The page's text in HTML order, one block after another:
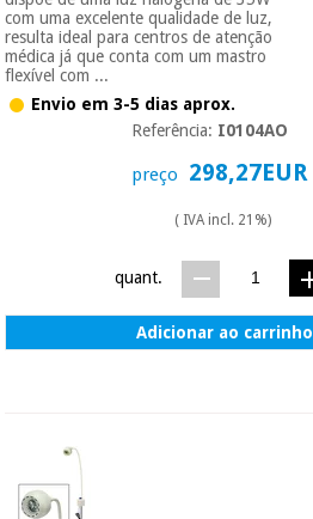
com uma excelente qualidade de luz,
resulta ideal para centros de atenção
médica já que conta com um mastro
flexível com ...
Envio em 3-5 dias aprox.
Referência: I0104AO
preço 298,27EUR
( IVA incl. 21%)
quant.
Adicionar ao carrinho